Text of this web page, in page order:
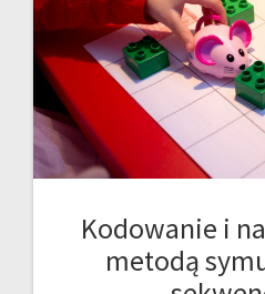
Kodowanie i
metodą